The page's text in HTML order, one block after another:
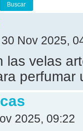
Nov 2025,
las velas
perfumar
2025, 09:22